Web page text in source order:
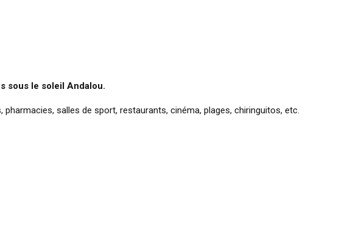
sous le soleil Andalou.
pharmacies, salles de sport, restaurants, cinéma, plages, chiringuitos, etc.